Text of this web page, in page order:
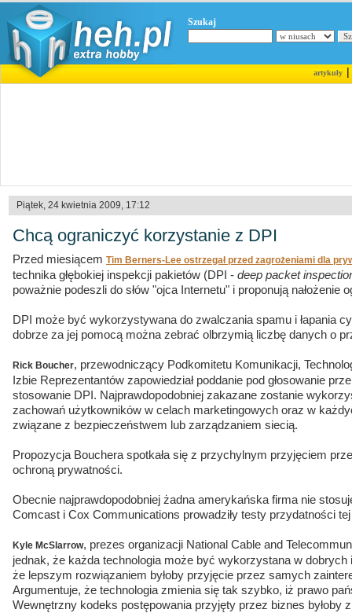
Szukaj
artykuły|
Piątek, 24 kwietnia 2009, 17:12
Chcą ograniczyć korzystanie z DPI
Przed miesiącem Tim Berners-Lee ostrzegał przed zagrożeniami dla
technika głębokiej inspekcji pakietów (DPI - deep packet
poważnie podeszli do słów "ojca Internetu" i proponują nałożenie
DPI może być wykorzystywana do zwalczania spamu i łapania
dobrze za jej pomocą można zebrać olbrzymią liczbę danych o
Rick Boucher, przewodniczący Podkomitetu Komunikacji,
Izbie Reprezentantów zapowiedział poddanie pod głosowanie
stosowanie DPI. Najprawdopodobniej zakazane zostanie
zachowań użytkowników w celach marketingowych oraz w
związane z bezpieczeństwem lub zarządzaniem siecią.
Propozycja Bouchera spotkała się z przychylnym przyjęciem
ochroną prywatności.
Obecnie najprawdopodobniej żadna amerykańska firma nie
Comcast i Cox Communications prowadziły testy przydatności
Kyle McSlarrow, prezes organizacji National Cable and
jednak, że każda technologia może być wykorzystana w dobrych
że lepszym rozwiązaniem byłoby przyjęcie przez samych
Argumentuje, że technologia zmienia się tak szybko, iż prawo
Wewnętrzny kodeks postępowania przyjęty przez biznes byłoby